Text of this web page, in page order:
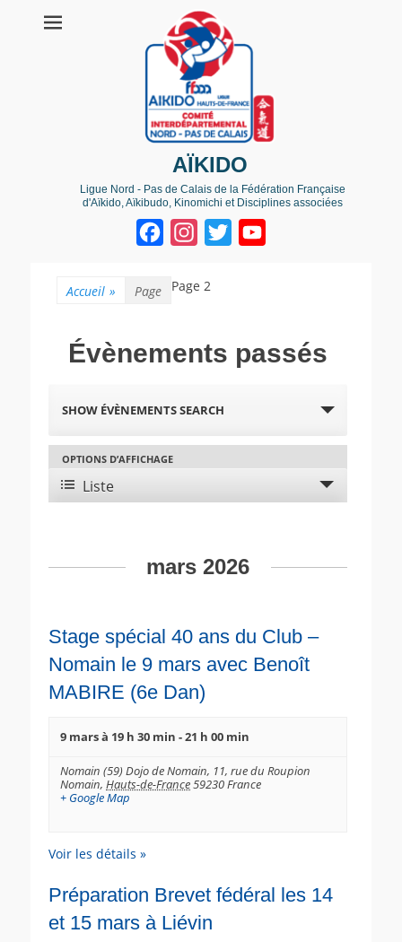
AÏKIDO
Ligue Nord - Pas de Calais de la Fédération Française
d'Aïkido, Aïkibudo, Kinomichi et Disciplines associées
FacebookInstagram
Twitter
Accueil » Page Page 2
Évènements passés
c
t
a
v
n
d
e
v
SHOW ÉVÈNEMENTS SEARCH
v
a
o
n
d
e
n
m
e
OPTIONS D’AFFICHAGE
Liste
mars 2026
Stage spécial 40 ans du Club –
Nomain le 9 mars avec Benoît
MABIRE (6e Dan)
9 mars à 19 h 30 min -21 h 00 min
Nomain (59) Dojo de Nomain, 11, rue du Roupion
Nomain, Hauts-de-France59230France
+ Google Map
Voir les détails »
Préparation Brevet fédéral les 14
et 15 mars à Liévin